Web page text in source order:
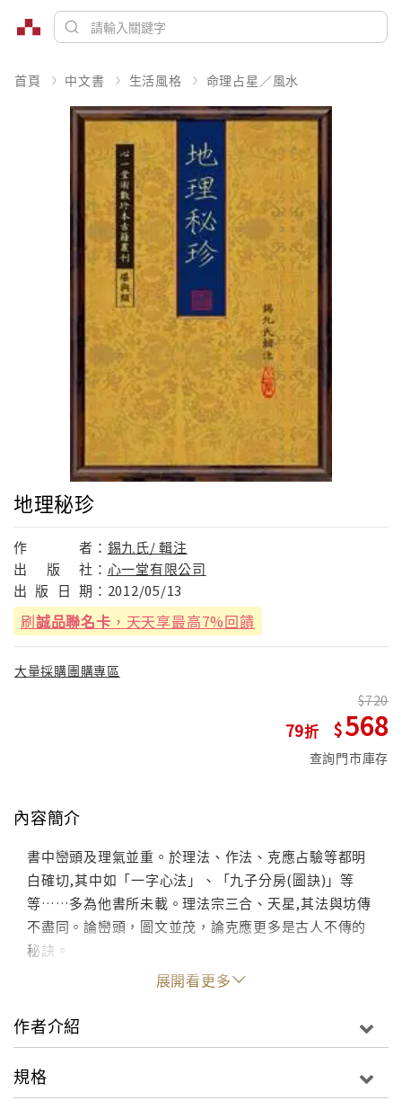
首頁 中文書 生活風格 命理占星／風水
地理秘珍
作 者： 錫九氏/ 輯注
出
版 社： 心一堂有限公司
出 版 日 期： 2012/05/13
刷誠品聯名卡 ，天天享最高7%回饋
大量採購團購專區
79
720
568
查詢門市庫存
內容簡介
書中巒頭及理氣並重。於理法、作法、克應占驗等都明
白確切,其中如「一字心法」、「九子分房(圖訣)」等
等……多為他書所未載。理法宗三合、天星,其法與坊傳
不盡同。論巒頭，圖文並茂，論克應更多是古人不傳的
秘訣。
展開看更多
作者介紹
規格